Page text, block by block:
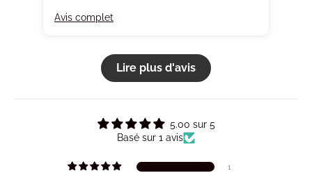
Avis complet
Lire plus d'avis
5.00 sur 5
Basé sur 1 avis
1